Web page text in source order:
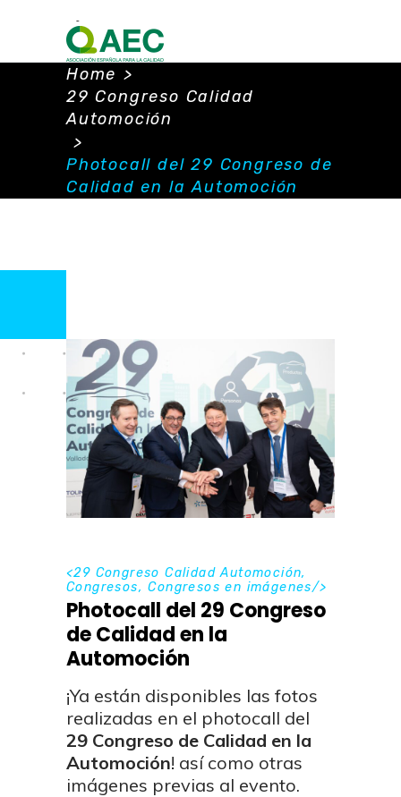
Home >
29 Congreso Calidad
Automoción
>
Photocall del 29 Congreso de
Calidad en la Automoción
<29 Congreso Calidad Automoción,
Congresos,Congresos en imágenes/>
Photocall del 29 Congreso
de Calidad en la
Automoción
¡Ya están disponibles las fotos
realizadas en el photocall del
29 Congreso de Calidad en la
Automoción! así como otras
imágenes previas al evento.